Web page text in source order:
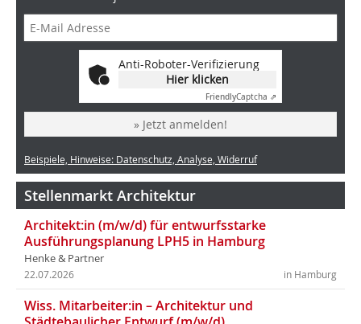
Anti-Roboter-Verifizierung
Hier klicken
FriendlyCaptcha ⇗
» Jetzt anmelden!
Beispiele, Hinweise: Datenschutz, Analyse, Widerruf
Stellenmarkt Architektur
Architekt:in (m/w/d) für entwurfsstarke
Ausführungsplanung LPH5 in Hamburg
Henke & Partner
in Hamburg
22.07.2026
Wiss. Mitarbeiter:in – Architektur und